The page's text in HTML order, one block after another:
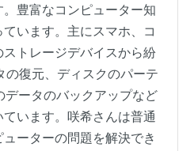
豊富なコンピューター知
います。主にスマホ、コ
トレージデバイスから紛
の復元、ディスクのパーテ
データのバックアップなど
います。咲希さんは普通
ーターの問題を解決でき